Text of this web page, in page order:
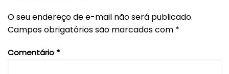
O seu endereço de e-mail não será publicado.
Campos obrigatórios são marcados com *
Comentário *